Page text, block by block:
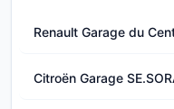
Renault Garage du
Citroën Garage